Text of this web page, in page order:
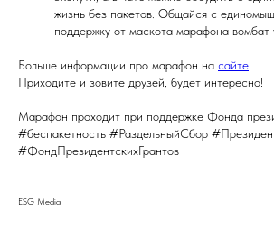
жизнь без пакетов. Общайся с
поддержку от маскота марафона вомбат
Больше информации про марафон на сайте
Приходите и зовите друзей, будет интересно!
Марафон проходит при поддержке Фонда
#беспакетность #РаздельныйСбор
#ФондПрезидентскихГрантов
ESG Media